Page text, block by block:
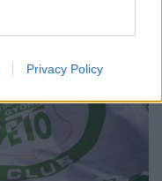
Privacy Policy